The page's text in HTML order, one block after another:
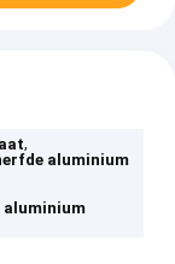
,
aluminium
aluminium